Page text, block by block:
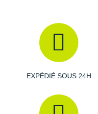
EXPÉDIÉ SOUS 24H